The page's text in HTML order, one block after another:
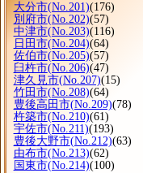
大分市(No.201)(176)
別府市(No.202)(57)
中津市(No.203)(116)
日田市(No.204)(64)
佐伯市(No.205)(57)
臼杵市(No.206)(47)
津久見市(No.207)(15)
竹田市(No.208)(64)
豊後高田市(No.209)
杵築市(No.210)(61)
宇佐市(No.211)(193)
豊後大野市(No.212)
由布市(No.213)(62)
国東市(No.214)(100)